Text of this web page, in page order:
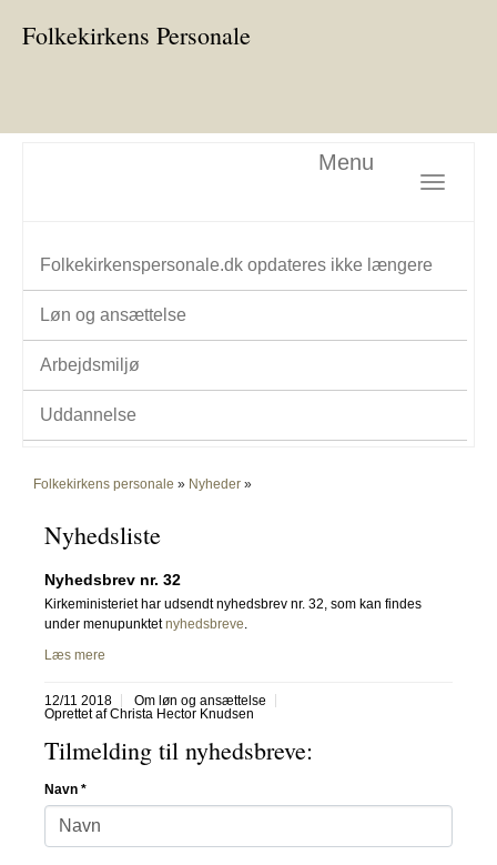
Folkekirkens Personale
Toggle
Menu
Folkekirkenspersonale.dk opdateres ikke længere
Løn og ansættelse
Arbejdsmiljø
Uddannelse
Folkekirkens personale » Nyheder »
Nyhedsliste
Nyhedsbrev nr. 32
Kirkeministeriet har udsendt nyhedsbrev nr. 32, som kan findes
under menupunktetnyhedsbreve
Læs mere
12/11 2018
Om løn og ansættelse
Oprettet af Christa Hector Knudsen
Tilmelding til nyhedsbreve:
Navn *